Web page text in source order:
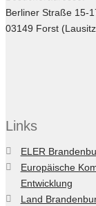
Berliner Straße 15-
03149 Forst
Links
ELER
Europäische
Entwicklung
Land